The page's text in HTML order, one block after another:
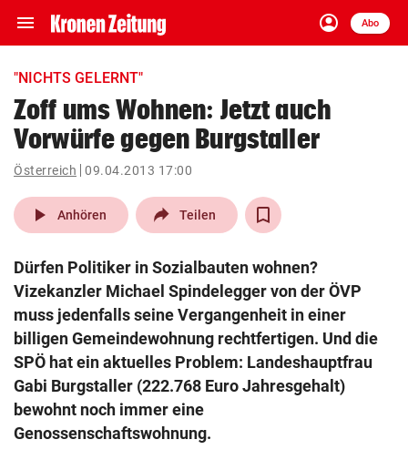
menu Navigation
ein-/ausklappen
account_circle
Anmelden
Abo
close Schließen
account_circle Anmelden
arrow_right
pin_drop
Wien arrow_right
search
Suchbegriff
eingeben
© Krone Multimedia GmbH & Co KG 2026
"NICHTS GELERNT"
Zoff ums Wohnen: Jetzt auch
Vorwürfe gegen Burgstaller
Österreich 09.04.2013 17:00
play_arrow Anhören Teilen
Dürfen Politiker in Sozialbauten wohnen?
Vizekanzler Michael Spindelegger von der ÖVP
muss jedenfalls seine Vergangenheit in einer
billigen Gemeindewohnung rechtfertigen. Und die
SPÖ hat ein aktuelles Problem: Landeshauptfrau
Gabi Burgstaller (222.768 Euro Jahresgehalt)
bewohnt noch immer eine
Genossenschaftswohnung.